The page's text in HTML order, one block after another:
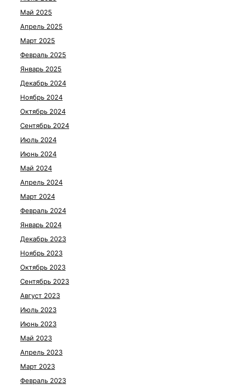
Май 2025
Апрель 2025
Март 2025
Февраль 2025
Январь 2025
Декабрь 2024
Ноябрь 2024
Октябрь 2024
Сентябрь 2024
Июль 2024
Июнь 2024
Май 2024
Апрель 2024
Март 2024
Февраль 2024
Январь 2024
Декабрь 2023
Ноябрь 2023
Октябрь 2023
Сентябрь 2023
Август 2023
Июль 2023
Июнь 2023
Май 2023
Апрель 2023
Март 2023
Февраль 2023